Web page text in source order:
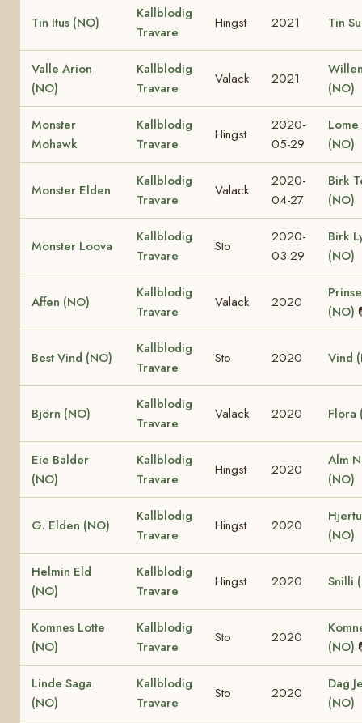
Tin Itus (NO)
Kallblodig
Travare
Hingst 2021 Tin
Valle Arion
(NO)
Kallblodig
Travare
Valack 2021
(NO)
Monster
Mohawk
Kallblodig
Travare
Hingst
2020-
05-29
Lome
(NO)
Monster Elden
Kallblodig
Travare
Valack
2020-
04-27
Birk
(NO)
Monster Loova
Kallblodig
Travare
Sto
2020-
03-29
Birk
(NO)
Affen (NO)
Kallblodig
Travare
Valack 2020
(NO)
Best Vind (NO)
Kallblodig
Travare
Sto 2020 Vind
Björn (NO)
Kallblodig
Travare
Valack 2020 Flöra
Eie Balder
(NO)
Kallblodig
Travare
Hingst 2020
Alm
(NO)
G. Elden (NO)
Kallblodig
Travare
Hingst 2020
(NO)
Helmin Eld
(NO)
Kallblodig
Travare
Hingst 2020 Snilli
Komnes Lotte
(NO)
Kallblodig
Travare
Sto 2020
(NO)
Linde Saga
(NO)
Kallblodig
Travare
Sto 2020
Dag
(NO)